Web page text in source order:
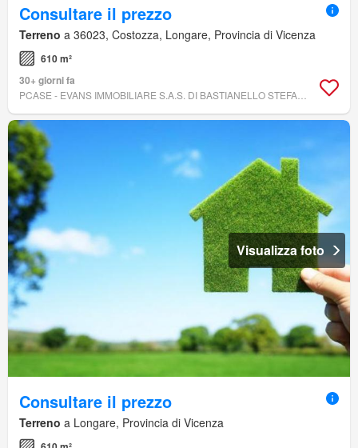
Consultare il prezzo
Terreno a 36023, Costozza, Longare, Provincia di Vicenza
610 m²
30+ giorni fa
Visualizza foto
Consultare il prezzo
Terreno a Longare, Provincia di Vicenza